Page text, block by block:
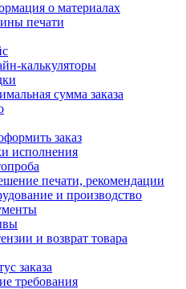
о материалах
печати
калькуляторы
сумма заказа
заказ
исполнения
печати, рекомендации
и производство
и возврат товара
заказа
требования